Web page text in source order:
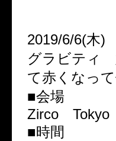
2019/6/6(木)
グラビティ
て赤くなっ
■会場
Zirco Tokyo
■時間